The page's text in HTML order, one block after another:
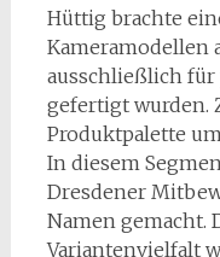
Hüttig brachte
Kameramodellen
ausschließlich
gefertigt wurden.
Produktpalette
In diesem
Dresdener
Namen gemacht.
Variantenvielfalt